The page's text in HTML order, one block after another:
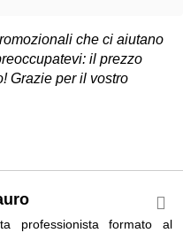
che ci aiutano
il prezzo
Grazie per il vostro
professionista formato al